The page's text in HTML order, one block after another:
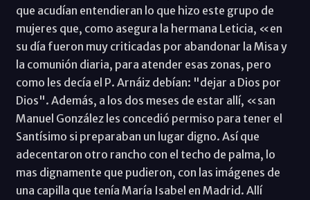
que acudían entendieran lo que hizo este grupo de
mujeres que, como asegura la hermana Leticia, «en
su día fueron muy criticadas por abandonar la Misa y
la comunión diaria, para atender esas zonas, pero
como les decía el P. Arnáiz debían: "dejar a Dios por
Dios". Además, a los dos meses de estar allí, «san
Manuel González les concedió permiso para tener el
Santísimo si preparaban un lugar digno. Así que
adecentaron otro rancho con el techo de palma, lo
mas dignamente que pudieron, con las imágenes de
una capilla que tenía María Isabel en Madrid. Allí